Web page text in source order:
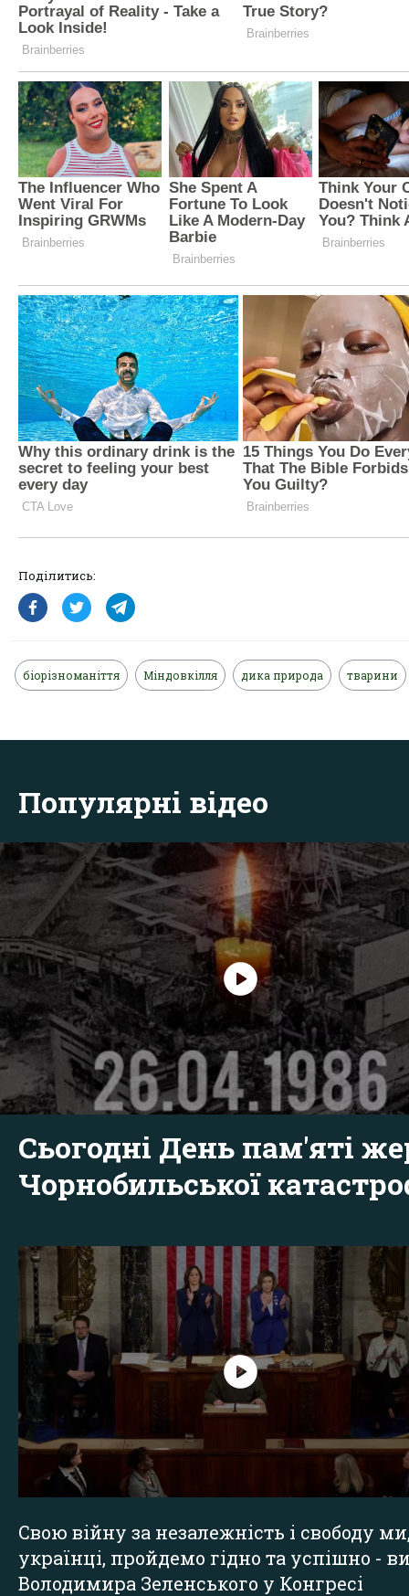
Поділитись:
біорізноманіття Міндовкілля дика природа тварини
Популярні відео
Сьогодні День пам'яті
Чорнобильської
Свою війну за незалежність і свободу
українці, пройдемо гідно та успішно -
Володимира Зеленського у Конгресі